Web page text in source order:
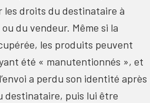
droits du destinataire à
du vendeur. Même si la
les produits peuvent
été « manutentionnés », et
a perdu son identité après
destinataire, puis lui être